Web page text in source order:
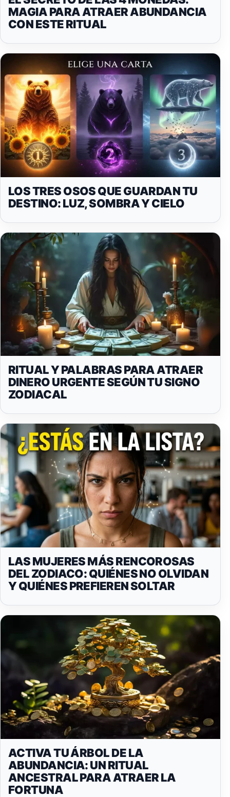
MAGIA PARA ATRAER ABUNDANCIA
CON ESTE RITUAL
LOS TRES OSOS QUE GUARDAN TU
DESTINO: LUZ, SOMBRA Y CIELO
RITUAL Y PALABRAS PARA ATRAER
DINERO URGENTE SEGÚN TU SIGNO
ZODIACAL
LAS MUJERES MÁS RENCOROSAS
DEL ZODIACO: QUIÉNES NO OLVIDAN
Y QUIÉNES PREFIEREN SOLTAR
ACTIVA TU ÁRBOL DE LA
ABUNDANCIA: UN RITUAL
ANCESTRAL PARA ATRAER LA
FORTUNA